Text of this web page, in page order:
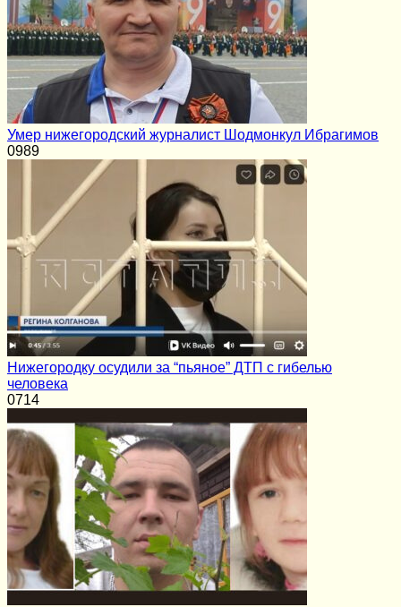
Умер нижегородский журналист Шодмонкул Ибрагимов
0989
Нижегородку осудили за “пьяное” ДТП с гибелью
человека
0714